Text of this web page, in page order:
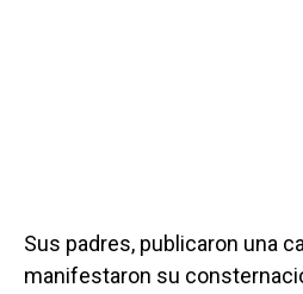
Sus padres, publicaron una
manifestaron su